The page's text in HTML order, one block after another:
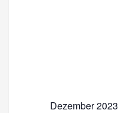
Dezember 2023